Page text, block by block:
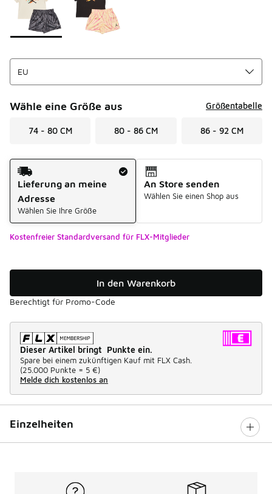
Wähle eine Größe aus Größentabelle
74 - 80 CM 80 - 86 CM 86 - 92 CM
Versandart
Lieferung an meine
Adresse
Wählen Sie Ihre Größe
An Store senden
Wählen Sie einen Shop aus
Kostenfreier Standardversand für FLX-Mitglieder
In den Warenkorb
Berechtigt für Promo-Code
Dieser Artikel bringt Punkte ein.
Spare bei einem zukünftigen Kauf mit FLX Cash.
(25.000 Punkte = 5 €)
Melde dich kostenlos an
Einzelheiten